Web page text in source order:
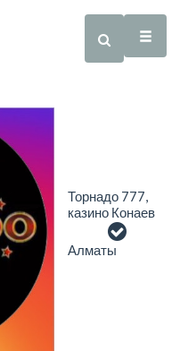
Торнадо 777,
казино Конаев
Алматы